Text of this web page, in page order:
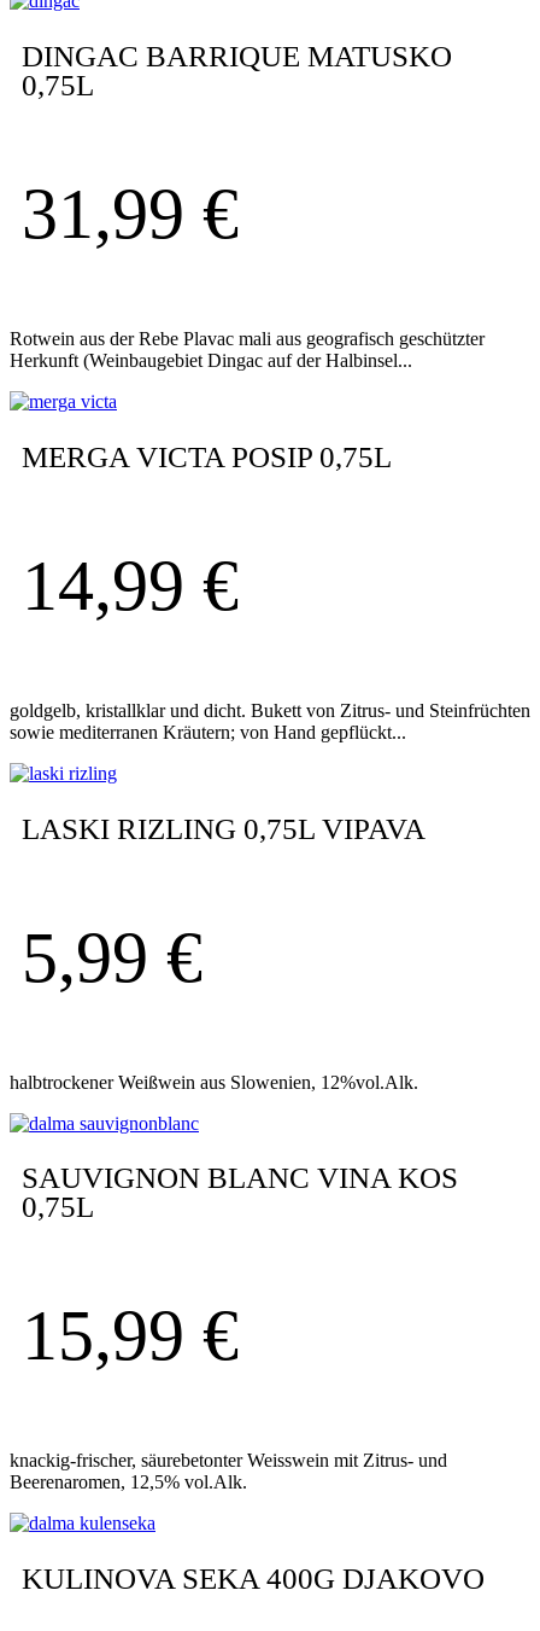
DINGAC BARRIQUE MATUSKO
0,75L
31,99 €
Rotwein aus der Rebe Plavac mali aus geografisch geschützter
Herkunft (Weinbaugebiet Dingac auf der Halbinsel...
MERGA VICTA POSIP 0,75L
14,99 €
goldgelb, kristallklar und dicht. Bukett von Zitrus- und Steinfrüchten
sowie mediterranen Kräutern; von Hand gepflückt...
LASKI RIZLING 0,75L VIPAVA
5,99 €
halbtrockener Weißwein aus Slowenien, 12%vol.Alk.
SAUVIGNON BLANC VINA KOS
0,75L
15,99 €
knackig-frischer, säurebetonter Weisswein mit Zitrus- und
Beerenaromen, 12,5% vol.Alk.
KULINOVA SEKA 400G DJAKOVO